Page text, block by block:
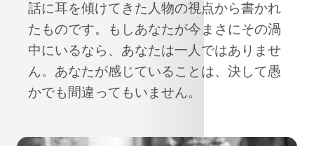
話に耳を傾けてきた人物の視点から書かれ
たものです。もしあなたが今まさにその渦
中にいるなら、あなたは一人ではありませ
ん。あなたが感じていることは、決して愚
かでも間違ってもいません。